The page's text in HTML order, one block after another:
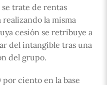
trate de rentas
realizando la misma
cesión se retribuye a
del intangible tras una
del grupo.
ciento en la base